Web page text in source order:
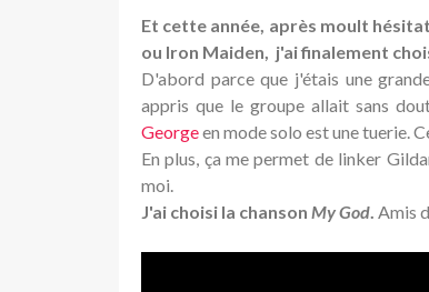
Et cette année, après moult
ou Iron Maiden, j'ai finalement
D'abord parce que j'étais une
appris que le groupe allait sans
Georgeen mode solo est une tuerie.
En plus, ça me permet de linker
moi.
J'ai choisi la chanson My God. Amis